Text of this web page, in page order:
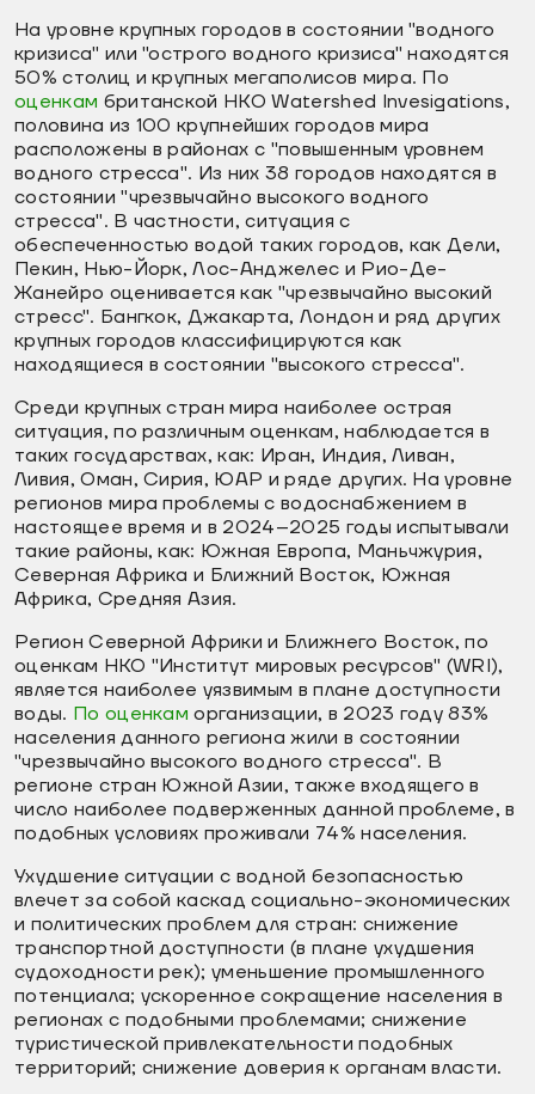
На уровне крупных городов в состоянии "водного
кризиса" или "острого водного кризиса" находятся
50% столиц и крупных мегаполисов мира. По
оценкам британской НКО Watershed Invesigations,
половина из 100 крупнейших городов мира
расположены в районах с "повышенным уровнем
водного стресса". Из них 38 городов находятся в
состоянии "чрезвычайно высокого водного
стресса". В частности, ситуация с
обеспеченностью водой таких городов, как Дели,
Пекин, Нью-Йорк, Лос-Анджелес и Рио-Де-
Жанейро оценивается как "чрезвычайно высокий
стресс". Бангкок, Джакарта, Лондон и ряд других
крупных городов классифицируются как
находящиеся в состоянии "высокого стресса".
Среди крупных стран мира наиболее острая
ситуация, по различным оценкам, наблюдается в
таких государствах, как: Иран, Индия, Ливан,
Ливия, Оман, Сирия, ЮАР и ряде других. На уровне
регионов мира проблемы с водоснабжением в
настоящее время и в 2024–2025 годы испытывали
такие районы, как: Южная Европа, Маньчжурия,
Северная Африка и Ближний Восток, Южная
Африка, Средняя Азия.
Регион Северной Африки и Ближнего Восток, по
оценкам НКО "Институт мировых ресурсов" (WRI),
является наиболее уязвимым в плане доступности
воды. По оценкам организации, в 2023 году 83%
населения данного региона жили в состоянии
"чрезвычайно высокого водного стресса". В
регионе стран Южной Азии, также входящего в
число наиболее подверженных данной проблеме, в
подобных условиях проживали 74% населения.
Ухудшение ситуации с водной безопасностью
влечет за собой каскад социально-экономических
и политических проблем для стран: снижение
транспортной доступности (в плане ухудшения
судоходности рек); уменьшение промышленного
потенциала; ускоренное сокращение населения в
регионах с подобными проблемами; снижение
туристической привлекательности подобных
территорий; снижение доверия к органам власти.